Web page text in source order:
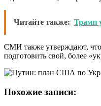
Читайте также: Трамп
СМИ также утверждают, что
подготовить свой, более
Похожие записи: